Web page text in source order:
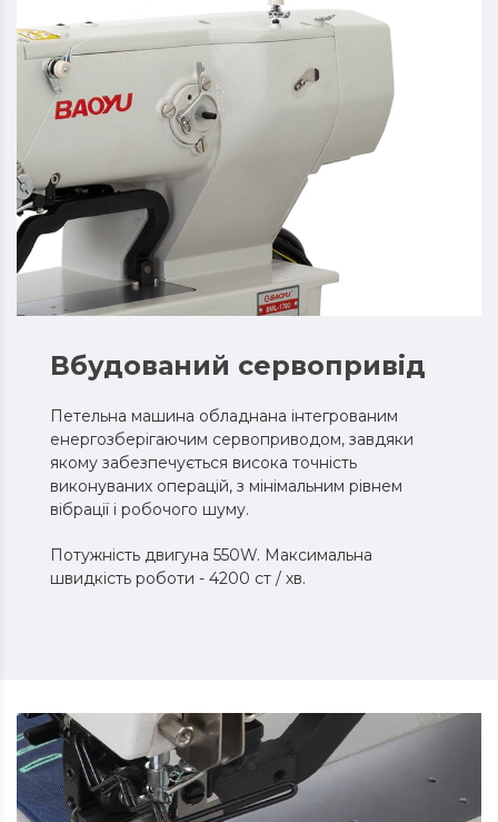
Вбудований сервопривід
Петельна машина обладнана інтегрованим
енергозберігаючим сервоприводом, завдяки
якому забезпечується висока точність
виконуваних операцій, з мінімальним рівнем
вібрації і робочого шуму.
Потужність двигуна 550W. Максимальна
швидкість роботи - 4200 ст / хв.